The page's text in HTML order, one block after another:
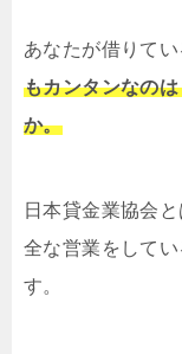
あなたが借りて
もカンタンなの
か。
日本貸金業協会
全な営業をして
す。